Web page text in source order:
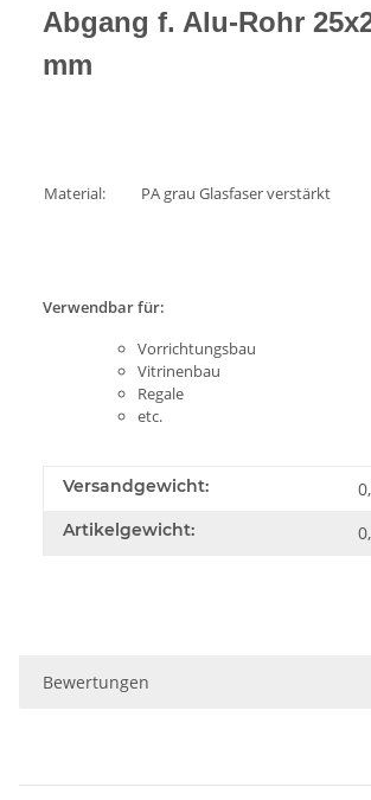
Abgang f. Alu-Rohr
mm
Material: PA grau Glasfaser verstärkt
Verwendbar für:
Vorrichtungsbau
Vitrinenbau
Regale
etc.
Versandgewicht:
Artikelgewicht:
Bewertungen